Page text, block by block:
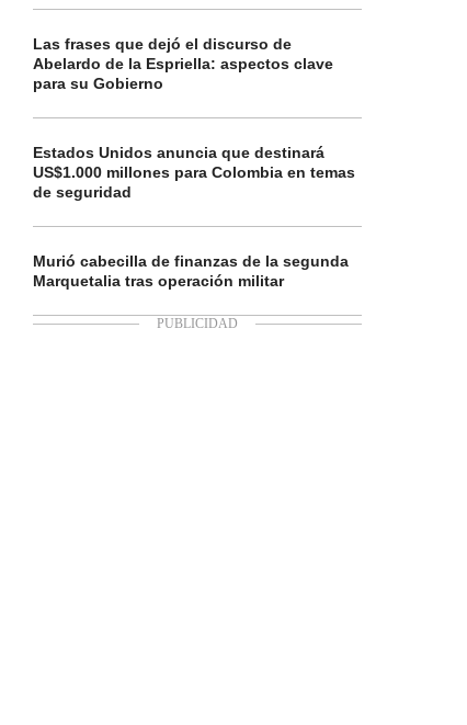
Las frases que dejó el discurso de
Abelardo de la Espriella: aspectos clave
para su Gobierno
Estados Unidos anuncia que destinará
US$1.000 millones para Colombia en temas
de seguridad
Murió cabecilla de finanzas de la segunda
Marquetalia tras operación militar